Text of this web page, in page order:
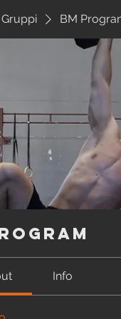
Gruppi BM
Info